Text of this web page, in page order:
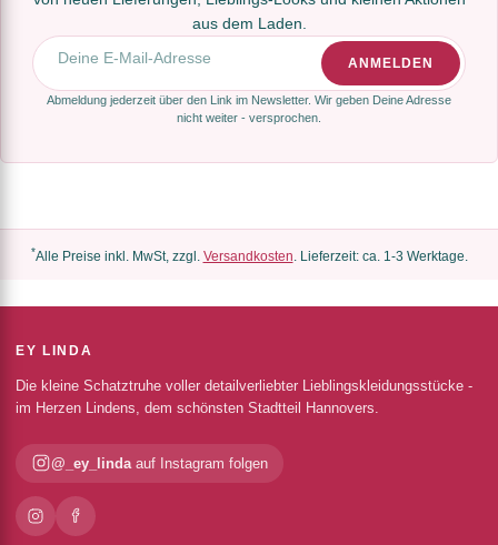
aus dem Laden.
E-Mail-Adresse
ANMELDEN
Abmeldung jederzeit über den Link im Newsletter. Wir geben Deine Adresse
nicht weiter - versprochen.
*Alle Preise inkl. MwSt, zzgl. Versandkosten . Lieferzeit: ca. 1-3 Werktage.
EY LINDA
Die kleine Schatztruhe voller detailverliebter Lieblingskleidungsstücke -
im Herzen Lindens, dem schönsten Stadtteil Hannovers.
@_ey_linda auf Instagram folgen